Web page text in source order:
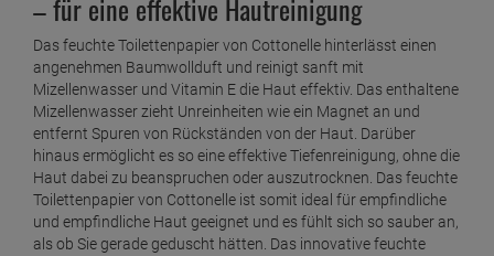
– für eine effektive Hautreinigung
Das feuchte Toilettenpapier von Cottonelle hinterlässt einen
angenehmen Baumwollduft und reinigt sanft mit
Mizellenwasser und Vitamin E die Haut effektiv. Das enthaltene
Mizellenwasser zieht Unreinheiten wie ein Magnet an und
entfernt Spuren von Rückständen von der Haut. Darüber
hinaus ermöglicht es so eine effektive Tiefenreinigung, ohne die
Haut dabei zu beanspruchen oder auszutrocknen. Das feuchte
Toilettenpapier von Cottonelle ist somit ideal für empfindliche
und empfindliche Haut geeignet und es fühlt sich so sauber an,
als ob Sie gerade geduscht hätten. Das innovative feuchte